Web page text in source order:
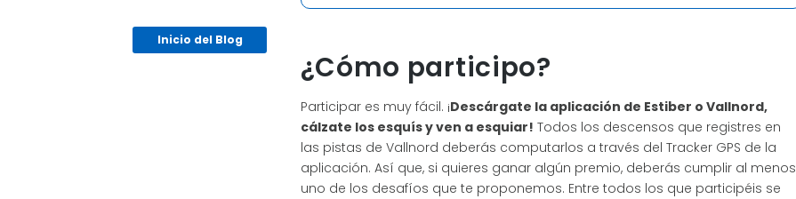
¿Cómo participo?
Participar es muy fácil. ¡Descárgate la aplicación de Estiber o Vallnord,
cálzate los esquís y ven a esquiar! Todos los descensos que registres en
las pistas de Vallnord deberás computarlos a través del Tracker GPS de la
aplicación. Así que, si quieres ganar algún premio, deberás cumplir al menos
uno de los desafíos que te proponemos. Entre todos los que participéis se
Inicio del Blog